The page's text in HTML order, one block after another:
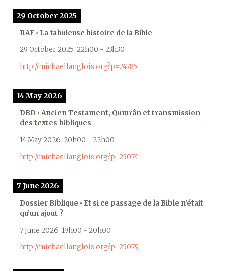
29 October 2025
RAF • La fabuleuse histoire de la Bible
29 October 2025 22h00 - 23h30
http://michaellanglois.org?p=24785
14 May 2026
DBD • Ancien Testament, Qumrân et transmission
des textes bibliques
14 May 2026 20h00 - 22h00
http://michaellanglois.org?p=25074
7 June 2026
Dossier Biblique • Et si ce passage de la Bible n’était
qu’un ajout ?
7 June 2026 19h00 - 20h00
http://michaellanglois.org?p=25079